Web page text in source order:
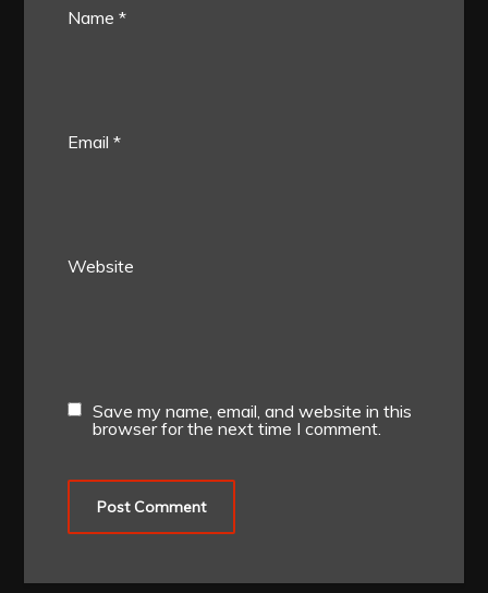
Name*
Email*
Website
Save my name, email, and website in this
browser for the next time I comment.